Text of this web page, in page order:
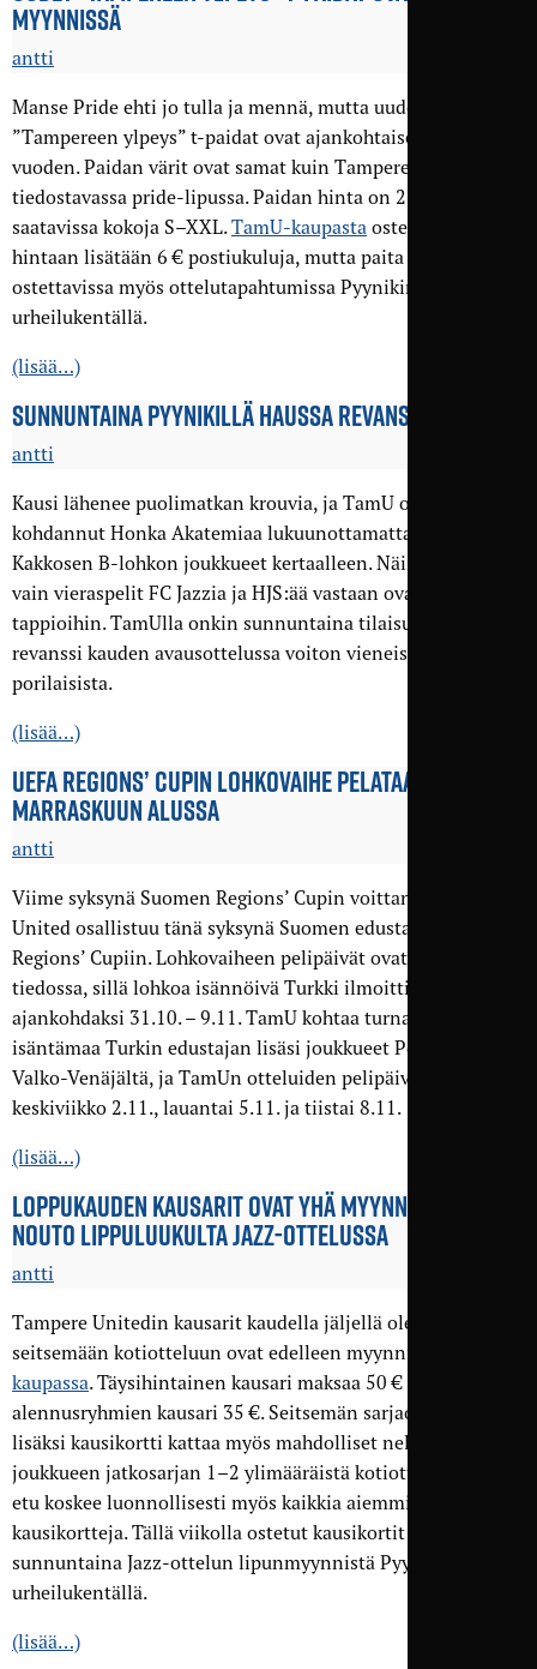
MYYNNISSÄ
antti
Manse Pride ehti jo tulla ja mennä, mutta uudet
”Tampereen ylpeys” t-paidat ovat ajankohtaiset ympäri
vuoden. Paidan värit ovat samat kuin Tampereen
tiedostavassa pride-lipussa. Paidan hinta on 25 €, ja sitä on
saatavissa kokoja S–XXL.TamU-kaupasta ostettaessa
hintaan lisätään 6 € postiukuluja, mutta paita on tietenkin
ostettavissa myös ottelutapahtumissa Pyynikin
urheilukentällä.
(lisää…)
SUNNUNTAINA PYYNIKILLÄ HAUSSA REVANSSI JAZZISTA
antti
Kausi lähenee puolimatkan krouvia, ja TamU onkin
kohdannut Honka Akatemiaa lukuunottamatta kaikki
Kakkosen B-lohkon joukkueet kertaalleen. Näistä otteluista
vain vieraspelit FC Jazzia ja HJS:ää vastaan ovat päättyneet
tappioihin. TamUlla onkin sunnuntaina tilaisuus ottaa
revanssi kauden avausottelussa voiton vieneistä
porilaisista.
(lisää…)
UEFA REGIONS’ CUPIN LOHKOVAIHE PELATAAN
MARRASKUUN ALUSSA
antti
Viime syksynä Suomen Regions’ Cupin voittanut Tampere
United osallistuu tänä syksynä Suomen edustajana UEFA
Regions’ Cupiin. Lohkovaiheen pelipäivät ovat vihdoinkin
tiedossa, sillä lohkoa isännöivä Turkki ilmoitti pelien
ajankohdaksi 31.10. – 9.11. TamU kohtaa turnauksessa
isäntämaa Turkin edustajan lisäsi joukkueet Portugalista ja
Valko-Venäjältä, ja TamUn otteluiden pelipäivät ovat
keskiviikko 2.11., lauantai 5.11. ja tiistai 8.11.
(lisää…)
LOPPUKAUDEN KAUSARIT OVAT YHÄ MYYNNISSÄ –
NOUTO LIPPU­LUUKULTA JAZZ-OTTELUSSA
antti
Tampere Unitedin kausarit kaudella jäljellä oleviin
seitsemään kotiotteluun ovat edelleen myynnissä
kaupassa. Täysihintainen kausari maksaa 50 € ja
alennusryhmien kausari 35 €. Seitsemän sarjaottelun
lisäksi kausikortti kattaa myös mahdolliset neljän parhaan
joukkueen jatkosarjan 1–2 ylimääräistä kotiottelua. Tämä
etu koskee luonnollisesti myös kaikkia aiemmin ostettuja
kausikortteja. Tällä viikolla ostetut kausikortit voi noutaa
sunnuntaina Jazz-ottelun lipunmyynnistä Pyynikin
urheilukentällä.
(lisää…)